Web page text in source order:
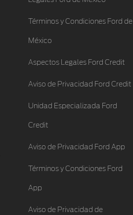
Términos y Condiciones Ford de
México
Aspectos Legales Ford Credit
Aviso de Privacidad Ford Credit
Unidad Especializada Ford
Credit
Aviso de Privacidad Ford App
Términos y Condiciones Ford
App
Aviso de Privacidad de